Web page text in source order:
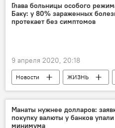
Глава больницы особого
Баку: у 80% зараженных
протекает без симптомов
9 апреля 2020, 20:18
Новости ЖИЗНЬ
Азербайджан
Больница
Манаты нужнее долларов:
покупку валюты у банков
минимума